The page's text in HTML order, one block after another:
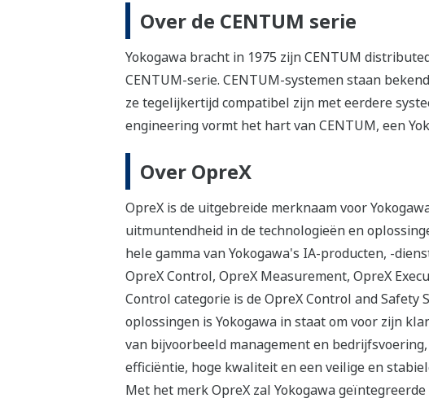
Over de CENTUM serie
Yokogawa bracht in 1975 zijn CENTUM
CENTUM-serie. CENTUM-systemen staan
ze tegelijkertijd compatibel zijn met eerdere
engineering vormt het hart van CENTUM, een
Over OpreX
OpreX is de uitgebreide merknaam voor
uitmuntendheid in de technologieën en
hele gamma van Yokogawa's IA-producten, -
OpreX Control, OpreX Measurement, OpreX
Control categorie is de OpreX Control and Safety
oplossingen is Yokogawa in staat om voor zijn
van bijvoorbeeld management en
efficiëntie, hoge kwaliteit en een veilige en
Met het merk OpreX zal Yokogawa